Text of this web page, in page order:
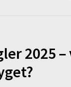
2025